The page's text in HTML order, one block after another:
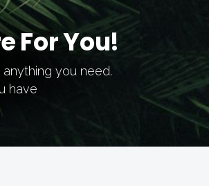
For You!
you need.
have